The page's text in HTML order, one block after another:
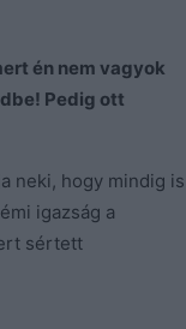
én nem vagyok
Pedig ott
neki, hogy mindig is
igazság a
sértett